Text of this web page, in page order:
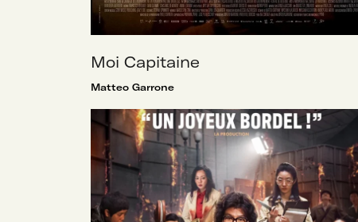
Moi Capitaine
Matteo Garrone